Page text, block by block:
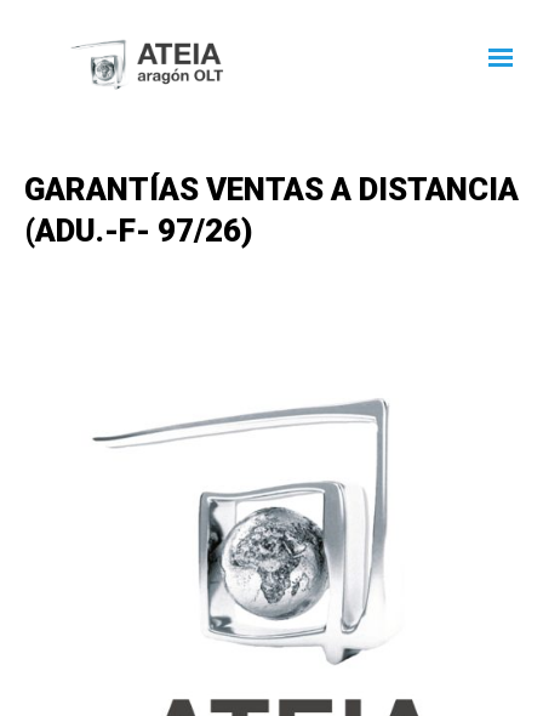
GARANTÍAS VENTAS A DISTANCIA
(ADU.-F- 97/26)